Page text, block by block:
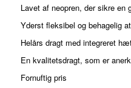
Lavet af neopren, der sikre en
Yderst fleksibel og behagelig
Helårs dragt med integreret
En kvalitetsdragt, som er
Fornuftig pris